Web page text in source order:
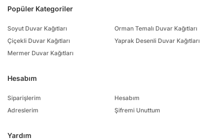
Popüler Kategoriler
Soyut Duvar Kağıtları
Çiçekli Duvar Kağıtları
Mermer Duvar Kağıtları
Orman Temalı Duvar Kağıtları
Yaprak Desenli Duvar Kağıtları
Hesabım
Siparişlerim
Adreslerim
Hesabım
Şifremi Unuttum
Yardım